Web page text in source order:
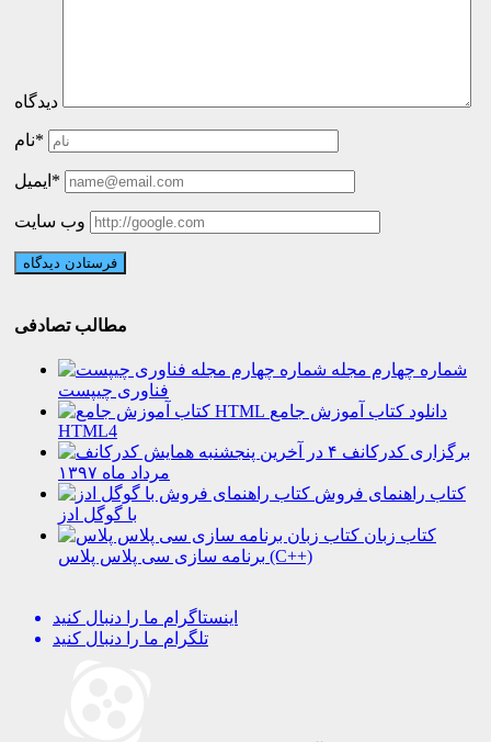
دیدگاه
نام*
ایمیل*
وب سایت
مطالب تصادفی
شماره چهارم مجله
فناوری چیپست
دانلود کتاب آموزش جامع
HTML4
برگزاری کدرکانف ۴ در آخرین پنجشنبه
مرداد ماه ۱۳۹۷
کتاب راهنمای فروش
با گوگل ادز
کتاب زبان
برنامه سازی سی پلاس پلاس (C++)
اینستاگرام ما را دنبال کنید
تلگرام ما را دنبال کنید